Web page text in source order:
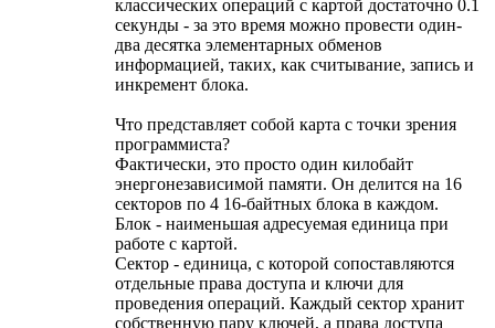
классических операций с картой достаточно 0.1
секунды - за это время можно провести один-
два десятка элементарных обменов
информацией, таких, как считывание, запись и
инкремент блока.
Что представляет собой карта с точки зрения
программиста?
Фактически, это просто один килобайт
энергонезависимой памяти. Он делится на 16
секторов по 4 16-байтных блока в каждом.
Блок - наименьшая адресуемая единица при
работе с картой.
Сектор - единица, с которой сопоставляются
отдельные права доступа и ключи для
проведения операций. Каждый сектор хранит
собственную пару ключей, а права доступа